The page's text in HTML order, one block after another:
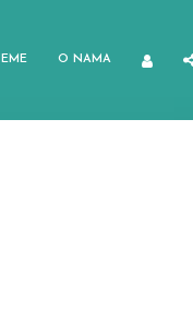
O NAMA